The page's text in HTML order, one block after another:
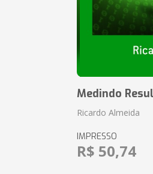
Medindo
Ricardo Almeida
IMPRESSO
R$ 50,74